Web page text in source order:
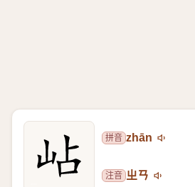
拼音 zhān
注音 ㄓㄢ